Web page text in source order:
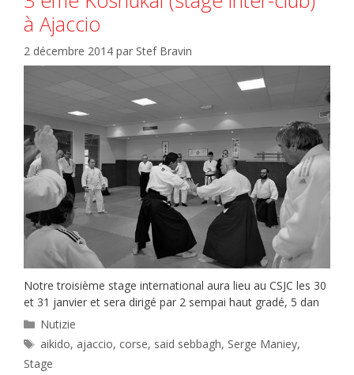
à Ajaccio
2 décembre 2014 par Stef Bravin
Notre troisième stage international aura lieu au CSJC les 30
et 31 janvier et sera dirigé par 2 sempai haut gradé, 5 dan
Catégories
Nutizie
Étiquettes
aikido, ajaccio, corse, said sebbagh, Serge Maniey,
Stage